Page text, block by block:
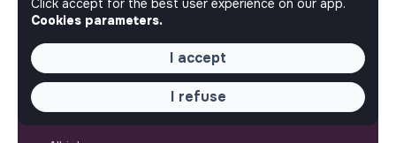
Our mission and impact
QUICK LINKS
Click accept for the best user experience on our app.
Cookies parameters.
I accept
I refuse